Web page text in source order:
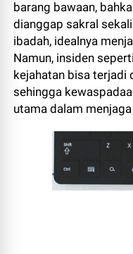
barang bawaan,
dianggap sakral
ibadah, idealnya
Namun, insiden
kejahatan bisa terjadi
sehingga
utama dalam